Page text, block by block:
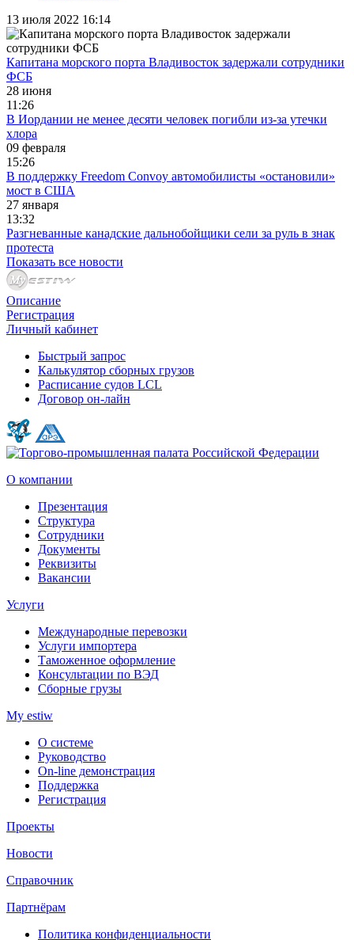
13 июля 2022 16:14
Капитана морского порта Владивосток задержали сотрудники
ФСБ
28 июня
11:26
В Иордании не менее десяти человек погибли из-за утечки
хлора
09 февраля
15:26
В поддержку Freedom Convoy автомобилисты «остановили»
мост в США
27 января
13:32
Разгневанные канадские дальнобойщики сели за руль в знак
протеста
Показать все новости
Описание
Регистрация
Личный кабинет
Быстрый запрос
Калькулятор сборных грузов
Расписание судов LCL
Договор он-лайн
О компании
Презентация
Структура
Сотрудники
Документы
Реквизиты
Вакансии
Услуги
Международные перевозки
Услуги импортера
Таможенное оформление
Консультации по ВЭД
Сборные грузы
My estiw
О системе
Руководство
On-line демонстрация
Поддержка
Регистрация
Проекты
Новости
Справочник
Партнёрам
Политика конфиденциальности